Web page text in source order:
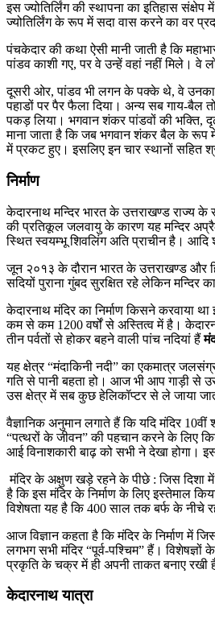
इस ज्योतिर्लिंग की स्थापना का इतिहास
ज्योतिर्लिंग के रूप में सदा वास करने का वर
पंचकेदार की कथा ऐसी मानी जाती है कि
पांडव काशी गए, पर वे उन्हें वहां नहीं मिले।
दूसरी ओर, पांडव भी लगन के पक्के थे, वे
पहाडों पर पैर फैला दिया। अन्य सब गाय-बैल
पकड़ लिया। भगवान शंकर पांडवों की भक्ति,
माना जाता है कि जब भगवान शंकर बैल के रूप
में प्रकट हुए। इसलिए इन चार स्थानों सहित
निर्माण
केदारनाथ मन्दिर भारत के उत्तराखण्ड राज्य के
की प्रतिकूल जलवायु के कारण यह मन्दिर
स्थित स्वयम्भू शिवलिंग अति प्राचीन है। आदि
जून २०१३ के दौरान भारत के उत्तराखण्ड और
सदियों पुराना गुंबद सुरक्षित रहे लेकिन
केदारनाथ मंदिर का निर्माण किसने करवाया
कम से कम 1200 वर्षों से अस्तित्व में है।
तीन पर्वतों से होकर बहने वाली पांच नदियां हैं
यह क्षेत्र “मंदाकिनी नदी” का एकमात्र
गति से पानी बहता हो। आज भी आप गाड़ी से
उस क्षेत्र में सब कुछ हेलिकॉप्टर से ले जाया
वैज्ञानिक अनुमान लगाते हैं कि यदि मंदिर
“पत्थरों के जीवन” की पहचान करने के लिए
आई विनाशकारी बाढ़ को सभी ने देखा होगा।
मंदिर के अक्षुण खड़े रहने के पीछे : जिस दिशा
है कि इस मंदिर के निर्माण के लिए इस्तेमाल
विशेषता यह है कि 400 साल तक बर्फ के नीचे
आज विज्ञान कहता है कि मंदिर के निर्माण में
लगभग सभी मंदिर “पूर्व-पश्चिम” हैं।
प्रकृति के चक्र में ही अपनी ताकत बनाए रखी
केदारनाथ यात्रा